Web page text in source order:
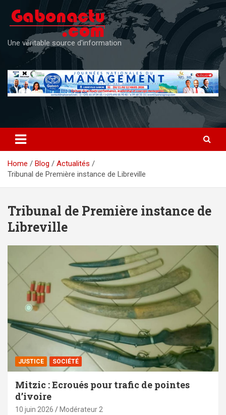
content
Une véritable source d'information
Home Blog
Actualités
Tribunal de Première instance de Libreville
Tribunal de Première instance de
Libreville
JUSTICE SOCIÉTÉ
Mitzic : Ecroués pour trafic de pointes
d’ivoire
10 juin 2026 Modérateur 2